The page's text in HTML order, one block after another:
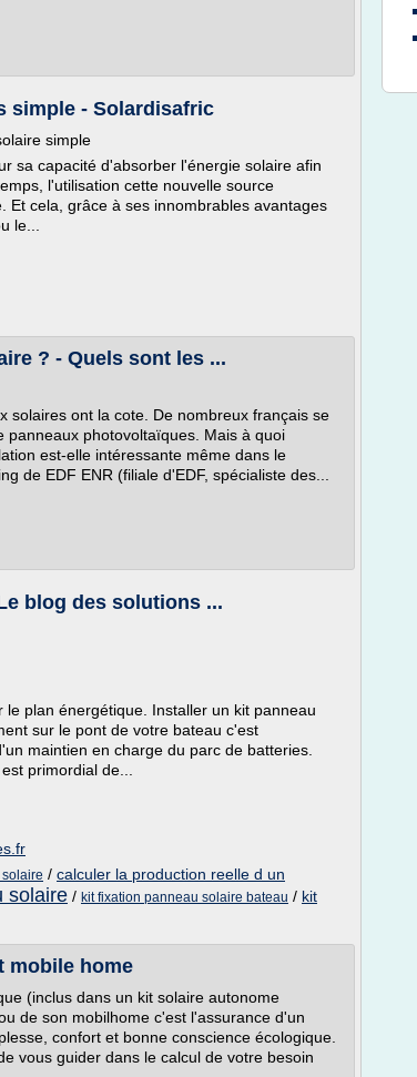
simple - Solardisafric
simple
sa capacité d'absorber l'énergie solaire afin
l'utilisation cette nouvelle source
Et cela, grâce à ses innombrables avantages
le...
? - Quels sont les ...
solaires ont la cote. De nombreux français se
panneaux photovoltaïques. Mais à quoi
est-elle intéressante même dans le
de EDF ENR (filiale d'EDF, spécialiste des...
blog des solutions ...
plan énergétique. Installer un kit panneau
sur le pont de votre bateau c'est
maintien en charge du parc de batteries.
primordial de...
/ calculer la production reelle d un
solaire / kit fixation panneau solaire bateau / kit
mobile home
(inclus dans un kit solaire autonome
de son mobilhome c'est l'assurance d'un
confort et bonne conscience écologique.
vous guider dans le calcul de votre besoin